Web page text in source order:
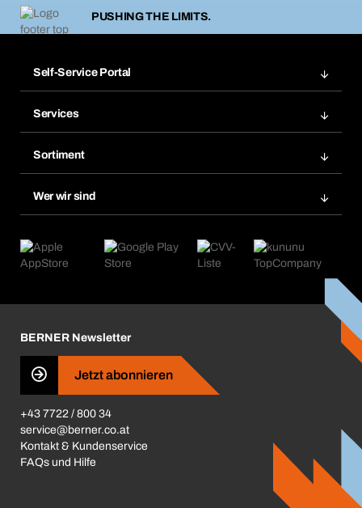
PUSHING THE LIMITS.
Self-Service Portal
Merklisten
Nachbestellungen
Abo-Funktion
Services
Chemical Safety Management
eProcurement
Produktfinder
Sortiment
Kataloge & Broschüren
Wer wir sind
Was uns antreibt
Presse
Business Conduct
BERNER Newsletter
Jetzt abonnieren
+43 7722 / 800 34
service@berner.co.at
Kontakt & Kundenservice
FAQs und Hilfe